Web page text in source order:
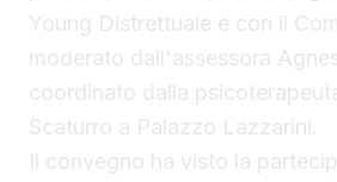
Young Distrettuale e con il
moderato dall'assessora
coordinato dalla
Scaturro a Palazzo Lazzarini.
Il convegno ha visto la